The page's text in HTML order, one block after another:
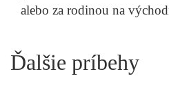
alebo za rodinou na
Ďalšie príbehy